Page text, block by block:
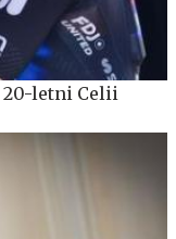
20-letni Celii